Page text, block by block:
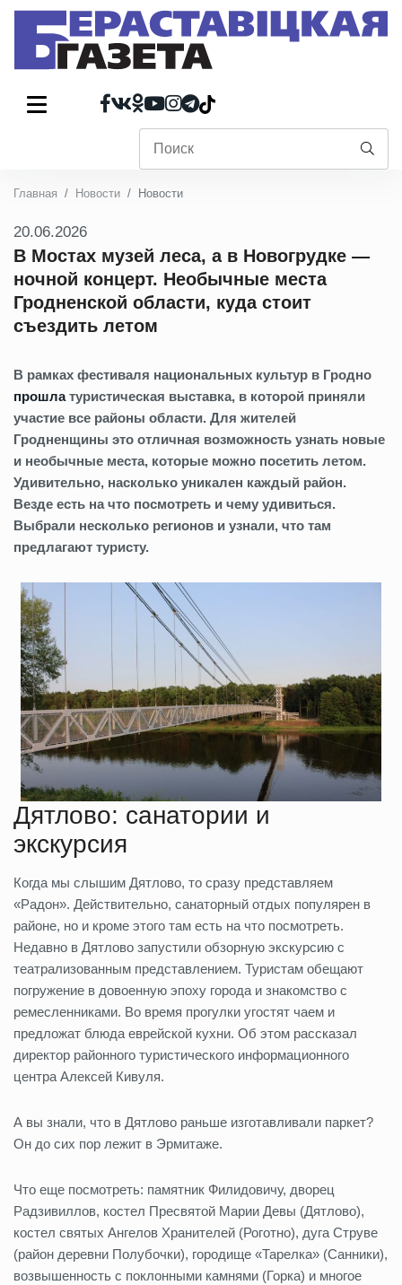
Главная Новости Новости
20.06.2026
В Мостах музей леса, а в Новогрудке —
ночной концерт. Необычные места
Гродненской области, куда стоит
съездить летом
В рамках фестиваля национальных культур в Гродно
прошлатуристическая выставка, в которой приняли
участие все районы области. Для жителей
Гродненщины это отличная возможность узнать новые
и необычные места, которые можно посетить летом.
Удивительно, насколько уникален каждый район.
Везде есть на что посмотреть и чему удивиться.
Выбрали несколько регионов и узнали, что там
предлагают туристу.
Дятлово: санатории и
экскурсия
Когда мы слышим Дятлово, то сразу представляем
«Радон». Действительно, санаторный отдых популярен в
районе, но и кроме этого там есть на что посмотреть.
Недавно в Дятлово запустили обзорную экскурсию с
театрализованным представлением. Туристам обещают
погружение в довоенную эпоху города и знакомство с
ремесленниками. Во время прогулки угостят чаем и
предложат блюда еврейской кухни. Об этом рассказал
директор районного туристического информационного
центра Алексей Кивуля.
А вы знали, что в Дятлово раньше изготавливали паркет?
Он до сих пор лежит в Эрмитаже.
Что еще посмотреть: памятник Филидовичу, дворец
Радзивиллов, костел Пресвятой Марии Девы (Дятлово),
костел святых Ангелов Хранителей (Роготно), дуга Струве
(район деревни Полубочки), городище «Тарелка» (Санники),
возвышенность с поклонными камнями (Горка) и многое